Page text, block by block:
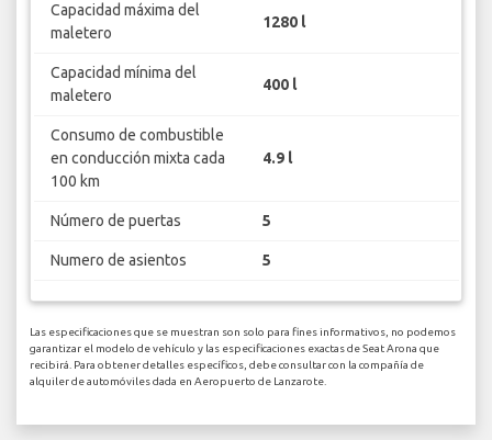
Capacidad máxima del
maletero
1280 l
Capacidad mínima del
maletero
400 l
Consumo de combustible
en conducción mixta cada
100 km
4.9 l
Número de puertas 5
Numero de asientos 5
Las especificaciones que se muestran son solo para fines informativos, no podemos
garantizar el modelo de vehículo y las especificaciones exactas de Seat Arona que
recibirá. Para obtener detalles específicos, debe consultar con la compañía de
alquiler de automóviles dada en Aeropuerto de Lanzarote.